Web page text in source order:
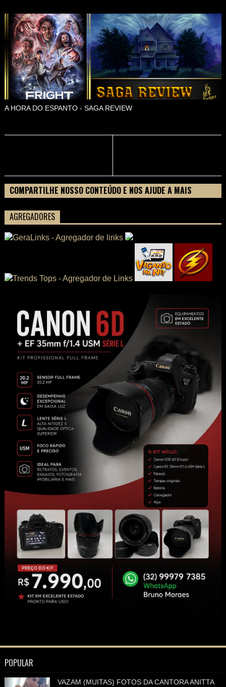
A HORA DO ESPANTO - SAGA REVIEW
COMPARTILHE NOSSO CONTEÚDO E NOS AJUDE A MAIS
AGREGADORES
POPULAR
VAZAM (MUITAS) FOTOS DA CANTORA ANITTA